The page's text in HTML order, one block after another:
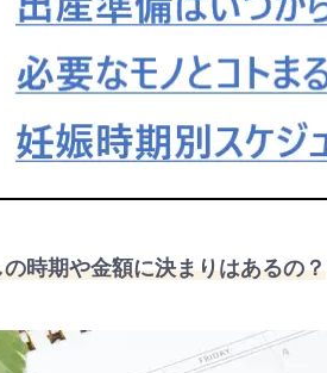
時期や金額に決まりはあるの？